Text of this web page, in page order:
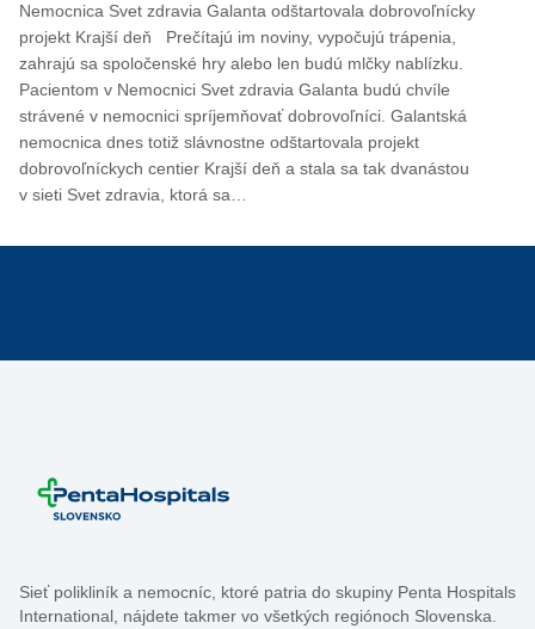
Nemocnica Svet zdravia Galanta odštartovala dobrovoľnícky
projekt Krajší deň Prečítajú im noviny, vypočujú trápenia,
zahrajú sa spoločenské hry alebo len budú mlčky nablízku.
Pacientom v Nemocnici Svet zdravia Galanta budú chvíle
strávené v nemocnici spríjemňovať dobrovoľníci. Galantská
nemocnica dnes totiž slávnostne odštartovala projekt
dobrovoľníckych centier Krajší deň a stala sa tak dvanástou
v sieti Svet zdravia, ktorá sa…
Sieť polikliník a nemocníc, ktoré patria do skupiny Penta Hospitals
International, nájdete takmer vo všetkých regiónoch Slovenska.